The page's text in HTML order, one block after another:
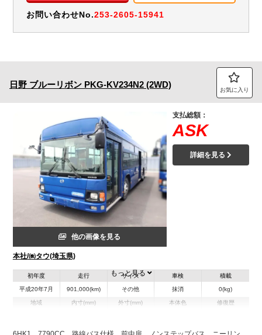
お問い合わせNo.253-2605-15941
日野 ブルーリボン PKG-KV234N2 (2WD) お気に入り
他の画像を見る
本社/㈱タウ(埼玉県)
支払総額：
ASK
詳細を見る
初年度
平成20年7月
走行
901,000(km)
サイズ
その他
車検
抹消
積載
0(kg)
地域 内寸(mm) 外寸(mm)
H:2,940
本体色 修復歴
もっと見る